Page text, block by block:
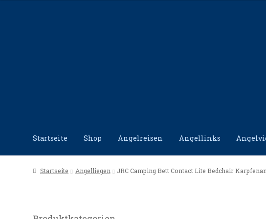
Startseite Shop Angelreisen Angellinks
Start Angellinks Angelreisen Angelvideos Datenschutz
Startseite Angelliegen JRC Camping Bett Contact Lite Bedchair